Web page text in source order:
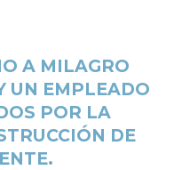
A MILAGRO
UN EMPLEADO
POR LA
DE